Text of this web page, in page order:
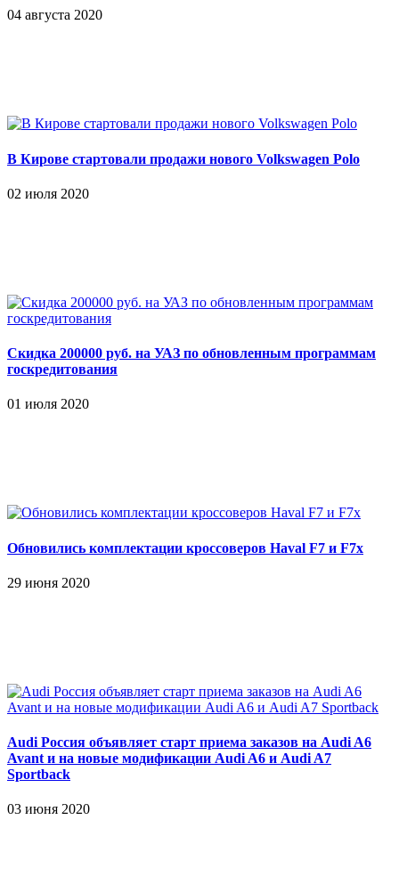
04 августа 2020
В Кирове стартовали продажи нового Volkswagen Polo
02 июля 2020
Скидка 200000 руб. на УАЗ по обновленным программам
госкредитования
01 июля 2020
Обновились комплектации кроссоверов Haval F7 и F7x
29 июня 2020
Audi Россия объявляет старт приема заказов на Audi A6
Avant и на новые модификации Audi A6 и Audi A7
Sportback
03 июня 2020